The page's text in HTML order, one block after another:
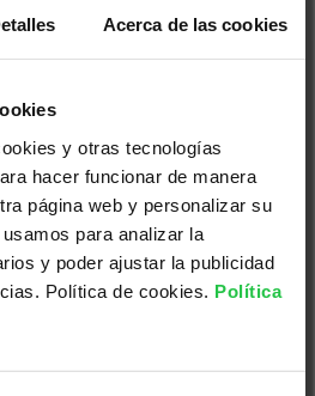
Acerca de las cookies
y otras tecnologías
hacer funcionar de manera
página web y personalizar su
para analizar la
y poder ajustar la publicidad
Política de cookies. Política